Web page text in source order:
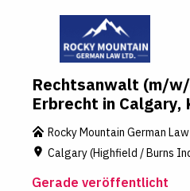
Rechtsanwalt (m/
Erbrecht in Calgary,
Rocky Mountain German
Calgary (Highfield / Burns
Gerade veröffentlicht